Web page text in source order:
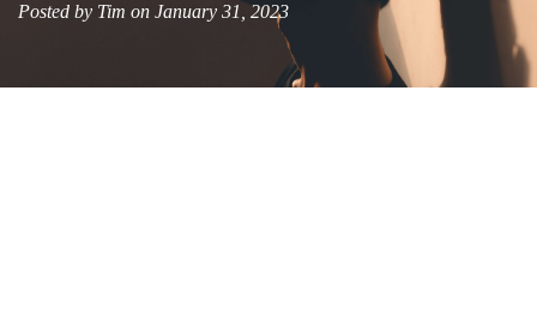
Posted by Tim on January 31, 2023